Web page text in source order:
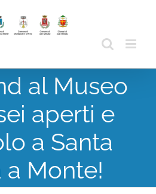
al Museo
aperti e
a Santa
a Monte!